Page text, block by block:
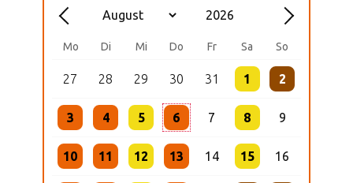
Mo Di Mi Do Fr Sa So
27 28 29 30 31 1 2
3 4 5 6 7 8 9
10 11 12 13 14 15 16